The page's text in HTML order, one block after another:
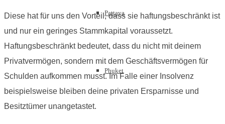
Pattaya
Phuket
Diese hat für uns den Vorteil, dass sie haftungsbeschränkt ist
und nur ein geringes Stammkapital voraussetzt.
Haftungsbeschränkt bedeutet, dass du nicht mit deinem
Privatvermögen, sondern mit dem Geschäftsvermögen für
Schulden aufkommen musst. Im Falle einer Insolvenz
beispielsweise bleiben deine privaten Ersparnisse und
Besitztümer unangetastet.